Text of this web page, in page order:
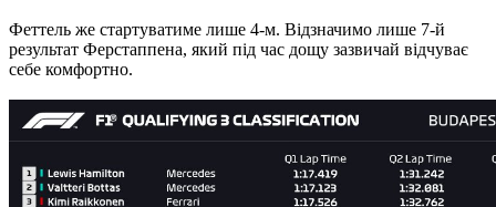
Феттель же стартуватиме лише 4-м. Відзначимо лише 7-й
результат Ферстаппена, який під час дощу зазвичай відчуває
себе комфортно.